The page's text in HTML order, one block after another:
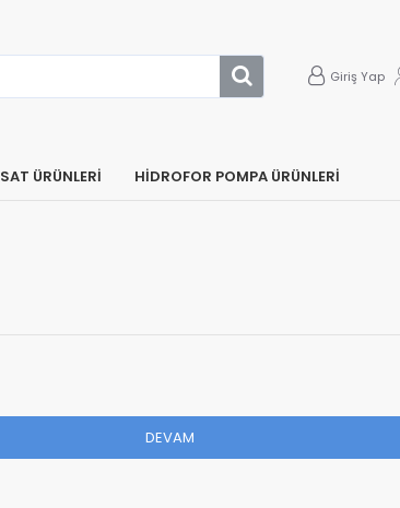
Giriş Yap
ÜRÜNLERİ HİDROFOR POMPA ÜRÜNLERİ
DEVAM